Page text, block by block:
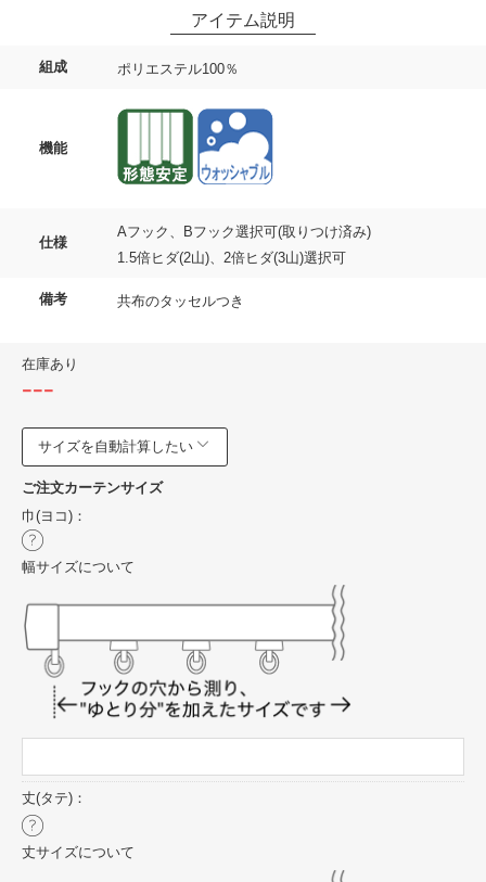
組成 ポリエステル100％
機能
仕様
Aフック、Bフック選択可(取りつけ済み)
1.5倍ヒダ(2山)、2倍ヒダ(3山)選択可
備考 共布のタッセルつき
在庫あり
---
サイズを自動計算したい
ご注文カーテンサイズ
巾(ヨコ)：
幅サイズについて
丈(タテ)：
丈サイズについて